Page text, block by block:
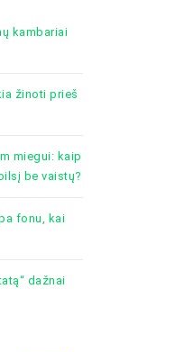
kambariai
žinoti prieš
miegui: kaip
be vaistų?
fonu, kai
dažnai